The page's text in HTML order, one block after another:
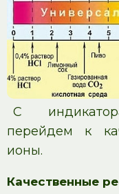
С
перейдем к
ионы.
Качественные